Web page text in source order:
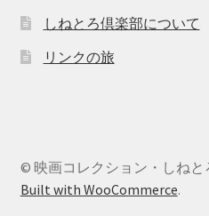
しねとろ倶楽部について
リンクの旅
© 映画コレクション・しねと
Built with WooCommerce.